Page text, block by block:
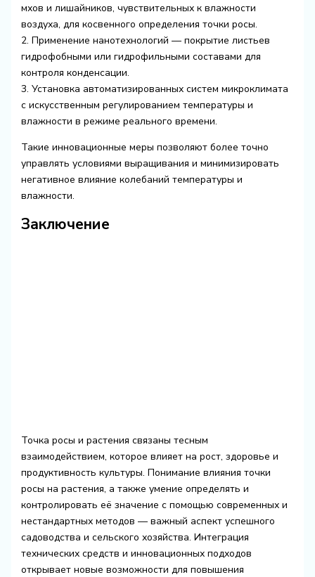
мхов и лишайников, чувствительных к влажности
воздуха, для косвенного определения точки росы.
2. Применение нанотехнологий — покрытие листьев
гидрофобными или гидрофильными составами для
контроля конденсации.
3. Установка автоматизированных систем микроклимата
с искусственным регулированием температуры и
влажности в режиме реального времени.
Такие инновационные меры позволяют более точно
управлять условиями выращивания и минимизировать
негативное влияние колебаний температуры и
влажности.
Заключение
Точка росы и растения связаны тесным
взаимодействием, которое влияет на рост, здоровье и
продуктивность культуры. Понимание влияния точки
росы на растения, а также умение определять и
контролировать её значение с помощью современных и
нестандартных методов — важный аспект успешного
садоводства и сельского хозяйства. Интеграция
технических средств и инновационных подходов
открывает новые возможности для повышения